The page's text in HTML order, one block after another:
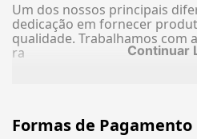
Um dos nossos principais
dedicação em fornecer
qualidade. Trabalhamos com
ra
Continuar
Formas de Pagamento